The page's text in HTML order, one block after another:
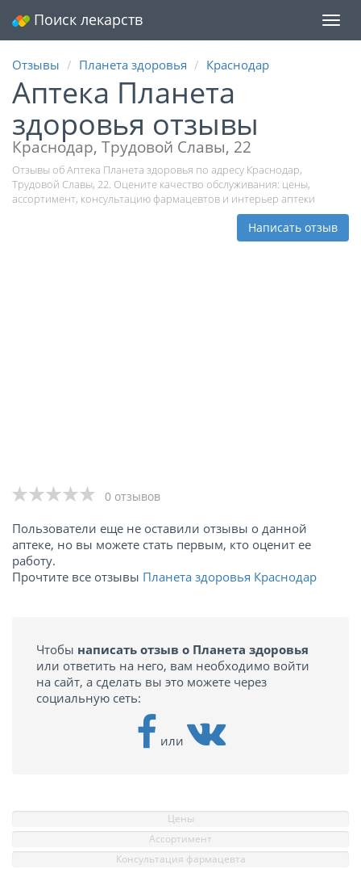
Поиск лекарств
Отзывы Планета здоровья Краснодар
Аптека Планета
здоровья отзывы
Краснодар, Трудовой Славы, 22
Отзывы об Аптека Планета здоровья по адресу Краснодар,
Трудовой Славы, 22. Оцените качество обслуживания: цены,
ассортимент, консультацию фармацевтов и интерьер аптеки
Написать отзыв
0 отзывов
Пользователи еще не оставили отзывы о данной
аптеке, но вы можете стать первым, кто оценит ее
работу.
Прочтите все отзывы Планета здоровья Краснодар
Чтобы написать отзыв о Планета здоровья
или ответить на него, вам необходимо войти
на сайт, а сделать вы это можете через
социальную сеть:
или
Цены
Ассортимент
Консультация фармацевта